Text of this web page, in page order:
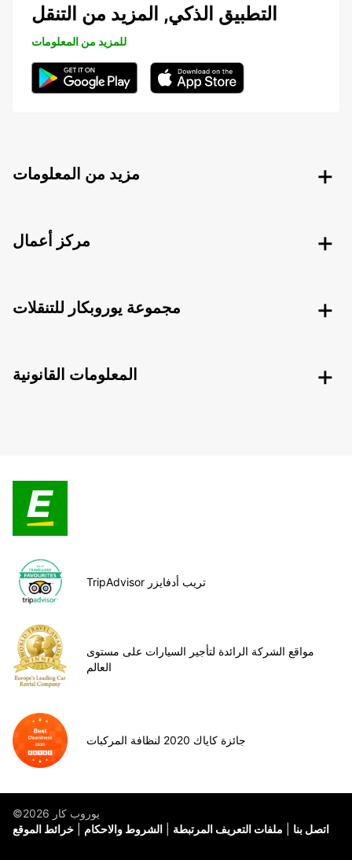
التطبيق الذكي, المزيد من التنقل
للمزيد من المعلومات
مزيد من المعلومات
مركز أعمال
مجموعة يوروبكار للتنقلات
المعلومات القانونية
TripAdvisor تريب أدفايزر
مواقع الشركة الرائدة لتأجير السيارات على مستوى
العالم
جائزة كاياك 2020 لنظافة المركبات
©يوروب كار 2026
خرائط الموقع
الشروط والاحكام ملفات التعريف المرتبطة اتصل بنا